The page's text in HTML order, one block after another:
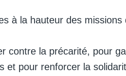
à la hauteur des
contre la précarité, pour
et pour renforcer la